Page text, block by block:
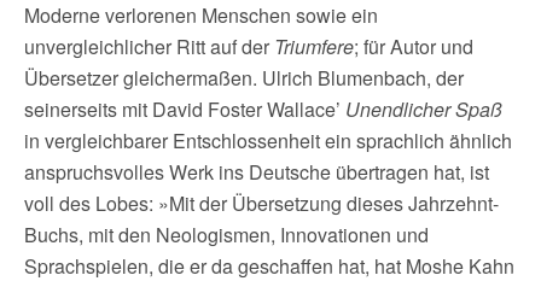
Moderne verlorenen Menschen sowie ein
unvergleichlicher Ritt auf der Triumfere; für Autor und
Übersetzer gleichermaßen. Ulrich Blumenbach, der
seinerseits mit David Foster Wallace’ Unendlicher Spaß
in vergleichbarer Entschlossenheit ein sprachlich ähnlich
anspruchsvolles Werk ins Deutsche übertragen hat, ist
voll des Lobes: »Mit der Übersetzung dieses Jahrzehnt-
Buchs, mit den Neologismen, Innovationen und
Sprachspielen, die er da geschaffen hat, hat Moshe Kahn